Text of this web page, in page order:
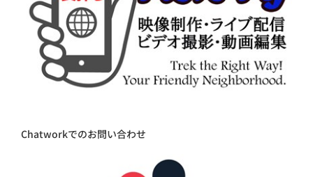
Chatworkでのお問い合わせ